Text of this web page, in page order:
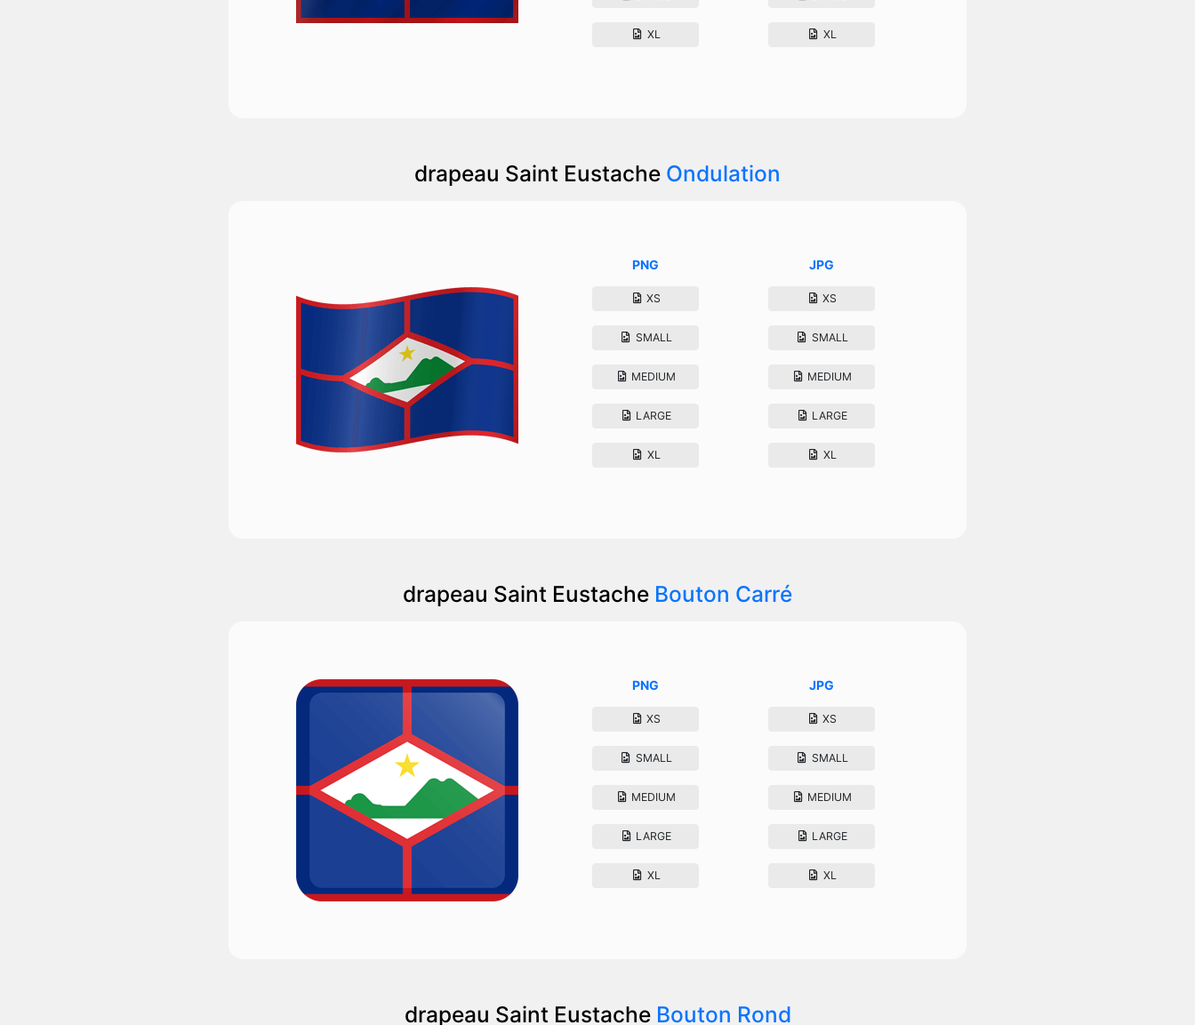
XL XL
drapeau Saint Eustache Ondulation
PNG
XS
SMALL
MEDIUM
LARGE
XL
JPG
XS
SMALL
MEDIUM
LARGE
XL
drapeau Saint Eustache Bouton Carré
PNG
XS
SMALL
MEDIUM
LARGE
XL
JPG
XS
SMALL
MEDIUM
LARGE
XL
drapeau Saint Eustache Bouton Rond